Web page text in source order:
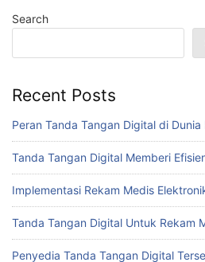
e
b
o
k
er l
s
A
e
dI
Search
Recent Posts
Peran Tanda Tangan Digital di Dunia
Tanda Tangan Digital Memberi
Implementasi Rekam Medis
Tanda Tangan Digital Untuk Rekam
Penyedia Tanda Tangan Digital